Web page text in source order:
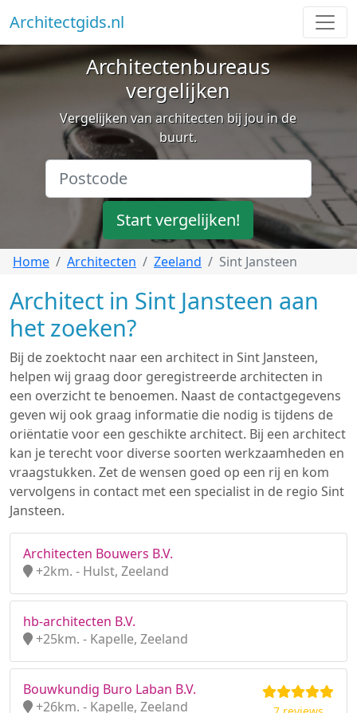
Architectgids.nl
Architectenbureaus
vergelijken
Vergelijken van architecten bij jou in de
buurt.
Start vergelijken!
Home Architecten Zeeland Sint Jansteen
Architect in Sint Jansteen aan
het zoeken?
Bij de zoektocht naar een architect in Sint Jansteen,
helpen wij graag door geregistreerde architecten in
een overzicht te benoemen. Naast de contactgegevens
geven wij ook graag informatie die nodig is tijdens de
oriëntatie voor een geschikte architect. Bij een architect
kan je terecht voor diverse soorten werkzaamheden en
vraagstukken. Zet de wensen goed op een rij en kom
vervolgens in contact met een specialist in de regio Sint
Jansteen.
Architecten Bouwers B.V.
+2km. - Hulst, Zeeland
hb-architecten B.V.
+25km. - Kapelle, Zeeland
Bouwkundig Buro Laban B.V.
+26km. - Kapelle, Zeeland